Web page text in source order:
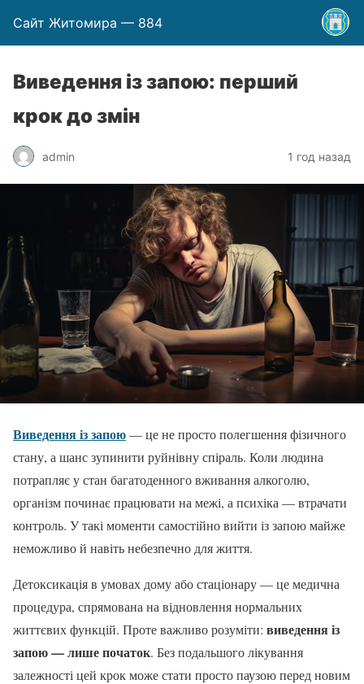
Сайт Житомира — 884
Виведення із запою: перший
крок до змін
admin 1 год назад
Виведення із запою— це не просто полегшення фізичного
стану, а шанс зупинити руйнівну спіраль. Коли людина
потрапляє у стан багатоденного вживання алкоголю,
організм починає працювати на межі, а психіка — втрачати
контроль. У такі моменти самостійно вийти із запою майже
неможливо й навіть небезпечно для життя.
Детоксикація в умовах дому або стаціонару — це медична
процедура, спрямована на відновлення нормальних
життєвих функцій. Проте важливо розуміти: виведення із
запою — лише початок. Без подальшого лікування
залежності цей крок може стати просто паузою перед новим